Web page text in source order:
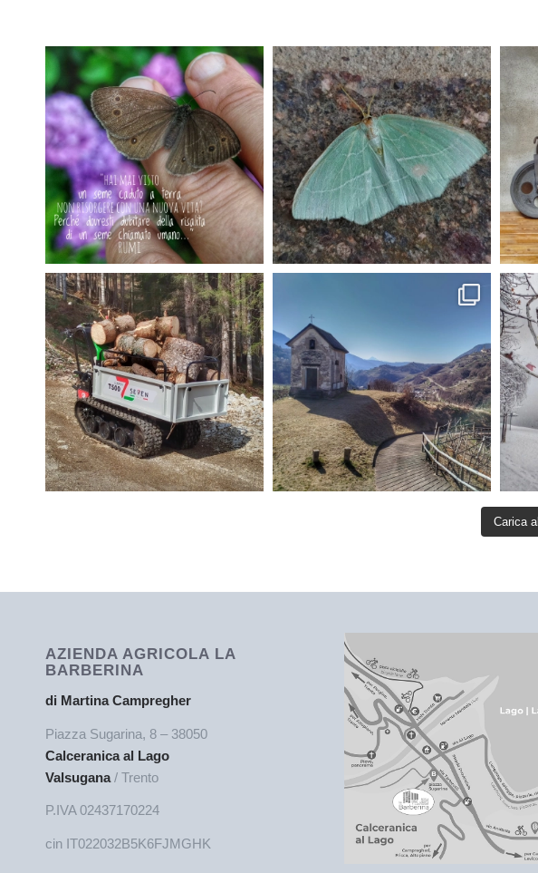
Carica
AZIENDA AGRICOLA LA
BARBERINA
di Martina Campregher
Piazza Sugarina, 8 – 38050
Calceranica al Lago
Valsugana/ Trento
P.IVA 02437170224
cin IT022032B5K6FJMGHK